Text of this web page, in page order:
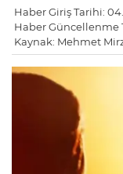
Haber Giriş Tarihi:
Haber Güncellenme
Kaynak: Mehmet